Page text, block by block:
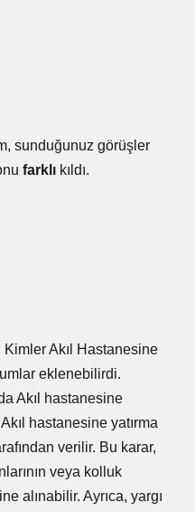
sunduğunuz görüşler
farklı kıldı.
Kimler Akıl Hastanesine
eklenebilirdi.
Akıl hastanesine
hastanesine yatırma
verilir. Bu karar,
veya kolluk
alınabilir. Ayrıca, yargı